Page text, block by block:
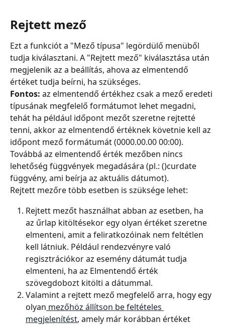
Rejtett mező
Ezt a funkciót a "Mező típusa" legördülő menüből
tudja kiválasztani. A "Rejtett mező" kiválasztása után
megjelenik az a beállítás, ahova az elmentendő
értéket tudja beírni, ha szükséges.
Fontos: az elmentendő értékhez csak a mező eredeti
típusának megfelelő formátumot lehet megadni,
tehát ha például időpont mezőt szeretne rejtetté
tenni, akkor az elmentendő értéknek követnie kell az
időpont mező formátumát (0000.00.00 00:00).
Továbbá az elmentendő érték mezőben nincs
lehetőség függvények megadására (pl.: ()curdate
függvény, ami beírja az aktuális dátumot).
Rejtett mezőre több esetben is szüksége lehet:
Rejtett mezőt használhat abban az esetben, ha
az űrlap kitöltésekor egy olyan értéket szeretne
elmenteni, amit a feliratkozóinak nem feltétlen
kell látniuk. Például rendezvényre való
regisztrációkor az esemény dátumát tudja
elmenteni, ha az Elmentendő érték
szövegdobozt kitölti a dátummal.
Valamint a rejtett mező megfelelő arra, hogy egy
olyan mezőhöz állítson be feltételes
megjelenítést, amely már korábban értéket